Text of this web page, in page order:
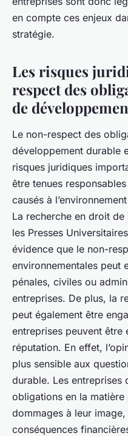
en compte ces enjeux
stratégie.
Les risques
respect des
de
Le non-respect des
développement durable
risques juridiques
être tenues
causés à
La recherche en droit de
les Presses
évidence que le non-
environnementales peut
pénales, civiles ou
entreprises. De plus, la
peut également être
entreprises peuvent être
réputation. En effet,
plus sensible aux
durable. Les entreprises
obligations en la
dommages à leur
conséquences